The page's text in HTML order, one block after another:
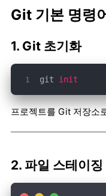
Git 기본 명령
1. Git 초기화
git init
프로젝트를 Git 저장소
2. 파일 스테이징